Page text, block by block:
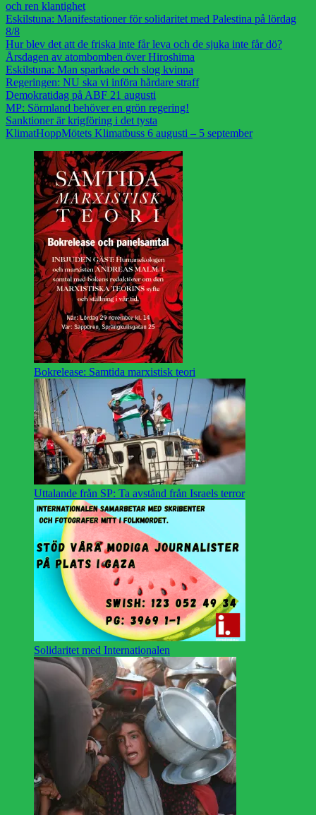
och ren klantighet
Eskilstuna: Manifestationer för solidaritet med Palestina på lördag
8/8
Hur blev det att de friska inte får leva och de sjuka inte får dö?
Årsdagen av atombomben över Hiroshima
Eskilstuna: Man sparkade och slog kvinna
Regeringen: NU ska vi införa hårdare straff
Demokratidag på ABF 21 augusti
MP: Sörmland behöver en grön regering!
Sanktioner är krigföring i det tysta
KlimatHoppMötets Klimatbuss 6 augusti – 5 september
Bokrelease: Samtida marxistisk teori
Uttalande från SP: Ta avstånd från Israels terror
Solidaritet med Internationalen